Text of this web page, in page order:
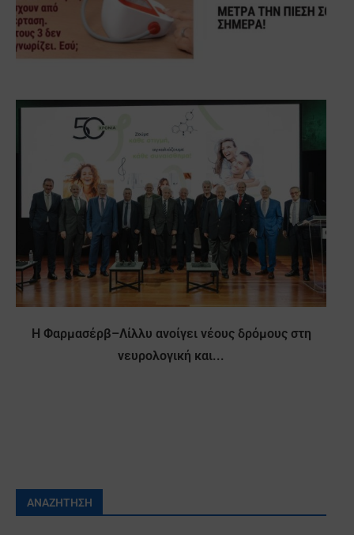
Η Φαρμασέρβ–Λίλλυ ανοίγει νέους δρόμους στη
νευρολογική και...
ΑΝΑΖΉΤΗΣΗ